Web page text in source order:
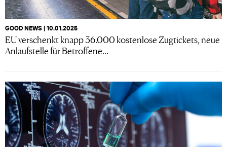
GOOD NEWS | 10.01.2025
EU verschenkt knapp 36.000 kostenlose Zugtickets, neue
Anlaufstelle für Betroffene...